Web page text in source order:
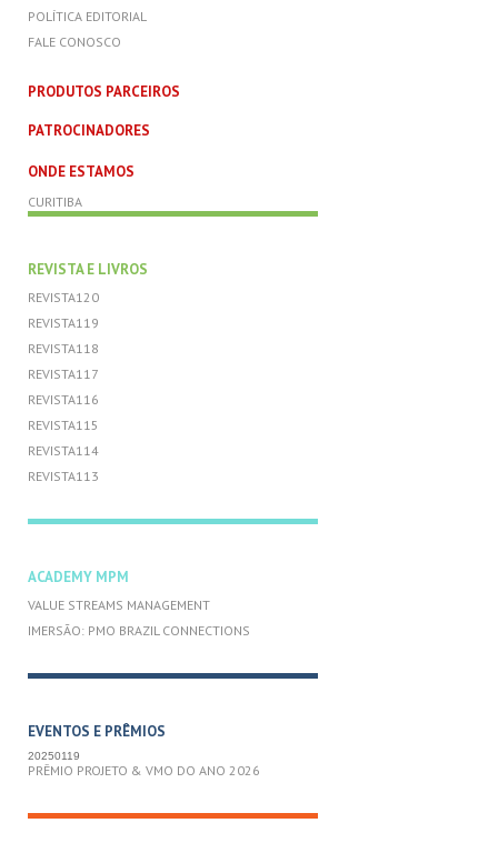
POLÍTICA EDITORIAL
FALE CONOSCO
PRODUTOS PARCEIROS
PATROCINADORES
ONDE ESTAMOS
CURITIBA
REVISTA E LIVROS
REVISTA120
REVISTA119
REVISTA118
REVISTA117
REVISTA116
REVISTA115
REVISTA114
REVISTA113
ACADEMY MPM
VALUE STREAMS MANAGEMENT
IMERSÃO: PMO BRAZIL CONNECTIONS
EVENTOS E PRÊMIOS
20250119
PRÊMIO PROJETO & VMO DO ANO 2026